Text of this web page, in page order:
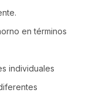
en términos
individuales